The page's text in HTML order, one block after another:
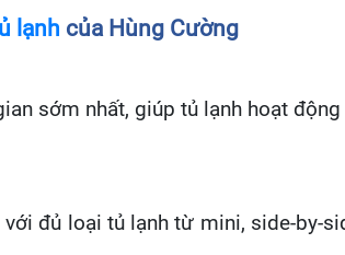
lạnh của Hùng Cường
sớm nhất, giúp tủ lạnh hoạt
đủ loại tủ lạnh từ mini, side-by-